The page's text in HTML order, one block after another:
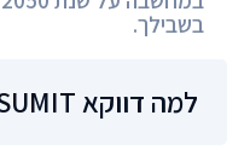
בשבילך.
למה דווקא SUMIT?